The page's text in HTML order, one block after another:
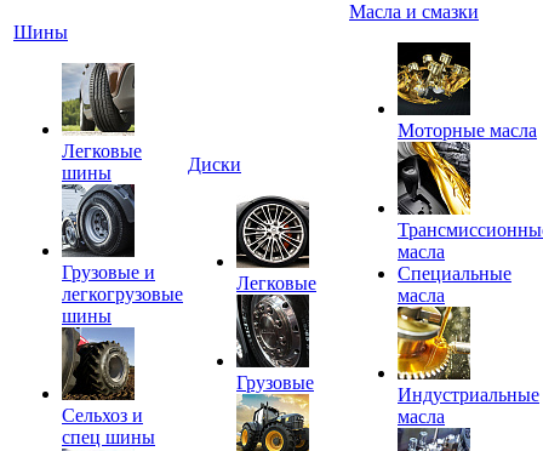
Шины
Легковые
шины
Грузовые и
легкогрузовые
шины
Сельхоз и
спец шины
Диски
Легковые
Грузовые
Масла и смазки
Моторные масла
масла
Специальные
масла
Индустриальные
масла